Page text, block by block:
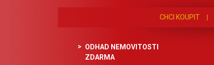
CHCI KOUPIT
ODHAD NEMOVITOSTI
ZDARMA